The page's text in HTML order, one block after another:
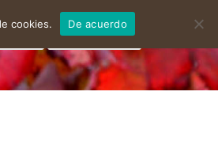
instagram
cookies. De acuerdo